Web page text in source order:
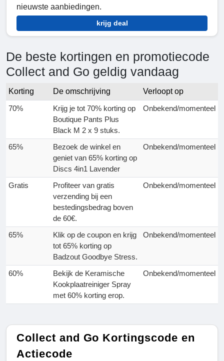
nieuwste aanbiedingen.
krijg deal
De beste kortingen en promotiecode
Collect and Go geldig vandaag
Korting De omschrijving
Verloopt op
70%
Krijg je tot 70% korting op
Boutique Pants Plus
Black M 2 x 9 stuks.
Onbekend/momenteel
65%
Bezoek de winkel en
geniet van 65% korting op
Discs 4in1 Lavender
Onbekend/momenteel
Gratis
Profiteer van gratis
verzending bij een
bestedingsbedrag boven
de 60€.
Onbekend/momenteel
65%
Klik op de coupon en krijg
tot 65% korting op
Badzout Goodbye Stress.
Onbekend/momenteel
60%
Bekijk de Keramische
Kookplaatreiniger Spray
met 60% korting erop.
Onbekend/momenteel
Collect and Go Kortingscode en
Actiecode